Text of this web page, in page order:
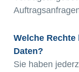
Welche
Daten?
Sie haben